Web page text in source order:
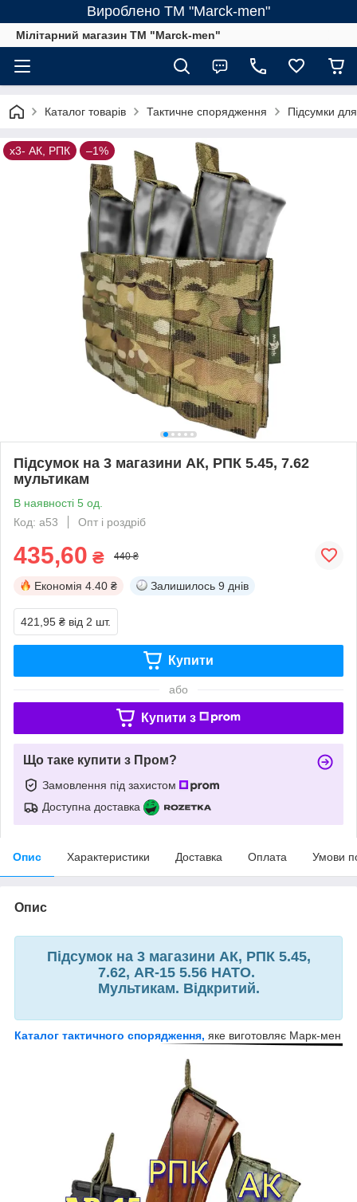
Вироблено ТМ "Marck-men"
Мілітарний магазин ТМ "Marck-men"
Каталог товарів Тактичне спорядження Підсумки
х3- АК, РПК –1%
Підсумок на 3 магазини АК, РПК 5.45, 7.62
мультикам
В наявності 5 од.
Код: a53
Опт і роздріб
435,60 ₴ 440 ₴
Економія 4.40 ₴ Залишилось 9 днів
421,95 ₴ від 2 шт.
Купити
або
Купити з
Що таке купити з Пром?
Замовлення під захистом
Доступна доставка
Опис Характеристики Доставка Оплата Умови
Опис
Підсумок на 3 магазини АК, РПК 5.45,
7.62, AR-15 5.56 НАТО.
Мультикам. Відкритий.
Каталог тактичного спорядження, яке виготовляє Марк-мен